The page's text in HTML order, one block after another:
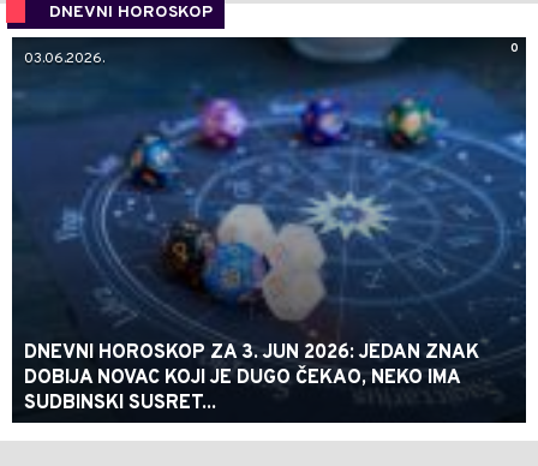
DNEVNI HOROSKOP
0
03.06.2026.
DNEVNI HOROSKOP ZA 3. JUN 2026: JEDAN ZNAK
DOBIJA NOVAC KOJI JE DUGO ČEKAO, NEKO IMA
SUDBINSKI SUSRET...